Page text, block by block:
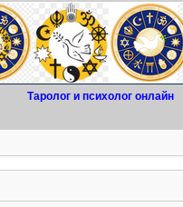
Таролог и психолог онлайн